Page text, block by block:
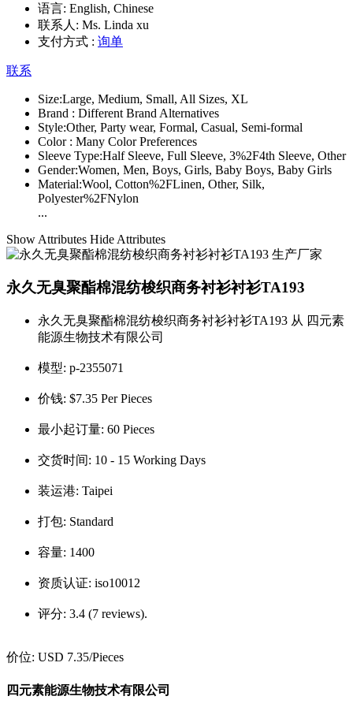
语言: English, Chinese
联系人: Ms. Linda xu
支付方式 : 询单
联系
Size:Large, Medium, Small, All Sizes, XL
Brand : Different Brand Alternatives
Style:Other, Party wear, Formal, Casual, Semi-formal
Color : Many Color Preferences
Sleeve Type:Half Sleeve, Full Sleeve, 3%2F4th Sleeve, Other
Gender:Women, Men, Boys, Girls, Baby Boys, Baby Girls
Material:Wool, Cotton%2FLinen, Other, Silk,
Polyester%2FNylon
...
Show Attributes Hide Attributes
永久无臭聚酯棉混纺梭织商务衬衫衬衫TA193
永久无臭聚酯棉混纺梭织商务衬衫衬衫TA193 从 四元素
能源生物技术有限公司
模型: p-2355071
价钱: $7.35 Per Pieces
最小起订量: 60 Pieces
交货时间: 10 - 15 Working Days
装运港: Taipei
打包: Standard
容量: 1400
资质认证: iso10012
评分: 3.4 (7 reviews).
价位: USD 7.35/Pieces
四元素能源生物技术有限公司